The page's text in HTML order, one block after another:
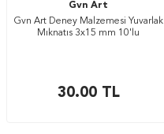
Gvn Art
Gvn Art Deney Malzemesi Yuvarlak
Mıknatıs 3x15 mm 10'lu
30.00TL